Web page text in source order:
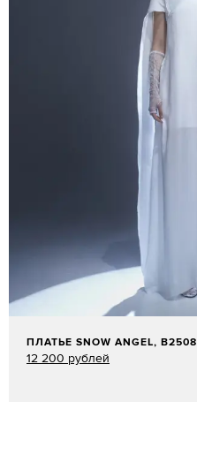
ПЛАТЬЕ SNOW ANGEL, B2508
12 200 рублей